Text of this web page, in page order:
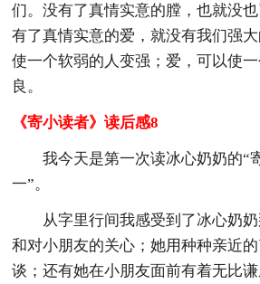
们。没有了真情实意的膛，也就没
有了真情实意的爱，就没有我们强
使一个软弱的人变强；爱，可以使
良。
《寄小读者》读后感8
我今天是第一次读冰心奶奶的“
一”。
从字里行间我感受到了冰心奶
和对小朋友的关心；她用种种亲近
谈；还有她在小朋友面前有着无比